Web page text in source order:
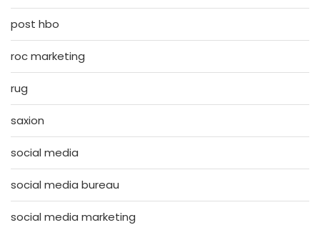
post hbo
roc marketing
rug
saxion
social media
social media bureau
social media marketing